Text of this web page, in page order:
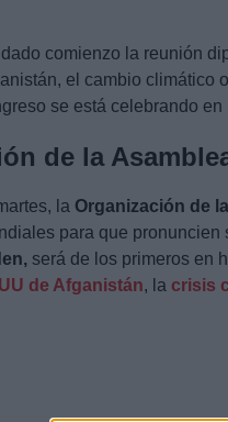
dado comienzo la reunión
el cambio climático
se está celebrando en
de la
la Organización de
para que pronuncien
será de los primeros en
de Afganistán, la crisis